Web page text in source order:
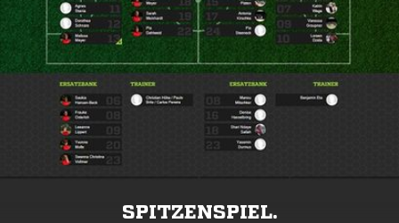
SPITZENSPIEL.